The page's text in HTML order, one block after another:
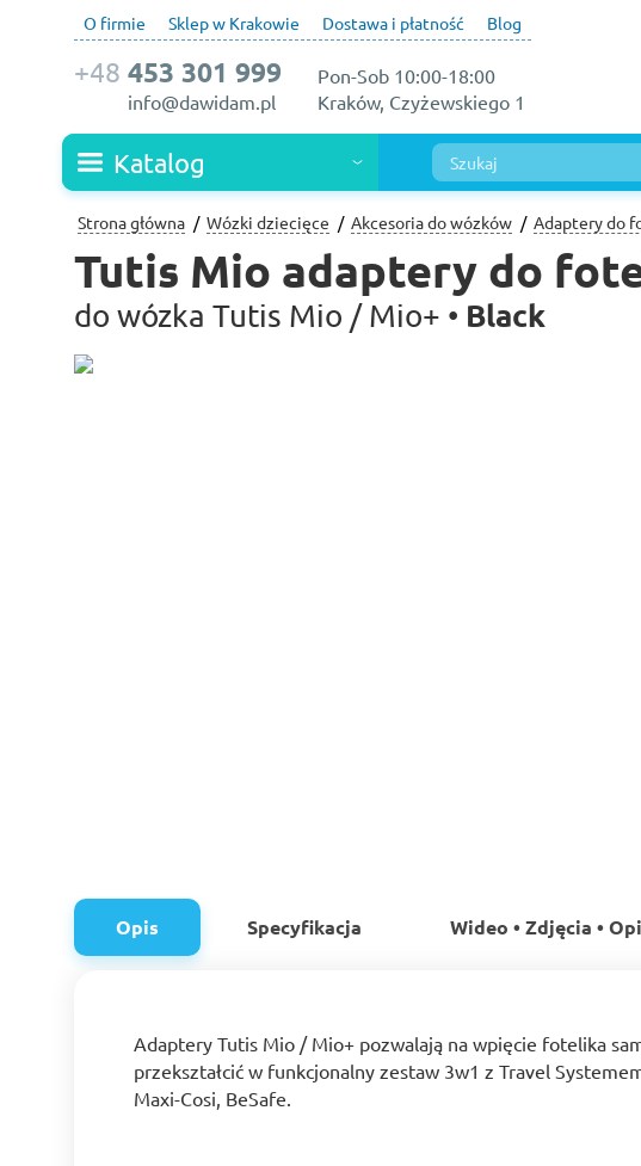
O firmie Sklep w Krakowie Dostawa i płatność Blog
Pon-Sob 10:00-18:00
Kraków, Czyżewskiego 1
+48 453 301 999
info@dawidam.pl
Katalog
Strona główna Wózki dziecięce Akcesoria do wózków Adaptery do
Tutis Mio adaptery do
do wózka Tutis Mio / Mio+ • Black
Opis Specyfikacja Wideo • Zdjęcia •
Adaptery Tutis Mio / Mio+ pozwalają na wpięcie fotelika
przekształcić w funkcjonalny zestaw 3w1 z Travel
Maxi-Cosi, BeSafe.